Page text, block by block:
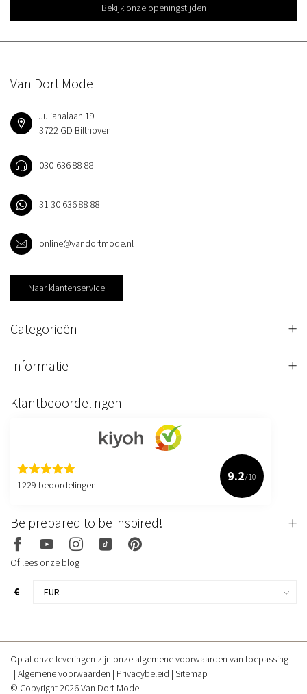
Bekijk onze openingstijden
Van Dort Mode
Julianalaan 19
3722 GD Bilthoven
030-636 88 88
31 30 636 88 88
online@vandortmode.nl
Naar klantenservice
Categorieën
Informatie
Klantbeoordelingen
1229 beoordelingen
9.2/10
Be prepared to be inspired!
Of lees onze blog
€
Op al onze leveringen zijn onze algemene voorwaarden van toepassing
Algemene voorwaarden
Privacybeleid Sitemap
© Copyright 2026 Van Dort Mode